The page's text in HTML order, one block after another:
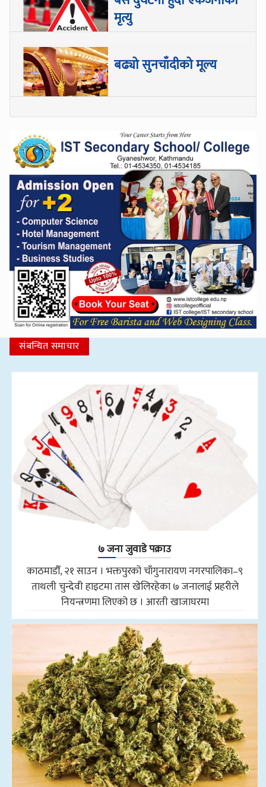
मृत्यु
बढ्यो सुनचाँदीको मूल्य
संबन्धित समाचार
७ जना जुवाडे पक्राउ
काठमाडौँ, २१ साउन । भक्तपुरको चाँगुनारायण नगरपालिका–९
ताथली चुन्देवी हाइटमा तास खेलिरहेका ७ जनालाई प्रहरीले
नियन्त्रणमा लिएको छ । आरती खाजाघरमा